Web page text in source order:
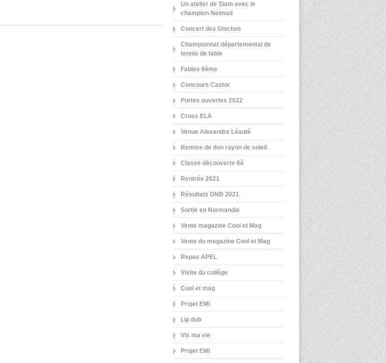
Un atelier de Slam avec le
champion Neimad
Concert des Glochos
Championnat départemental de
tennis de table
Fables 6ème
Concours Castor
Portes ouvertes 2022
Cross ELA
Venue Alexandre Léauté
Remise de don rayon de soleil
Classe découverte 6è
Rentrée 2021
Résultats DNB 2021
Sortie en Normandie
Vente magazine Cool et Mag
Vente du magazine Cool et Mag
Repas APEL
Visite du collège
Cool et mag
Projet EMI
Lip dub
Vis ma vie
Projet EMI